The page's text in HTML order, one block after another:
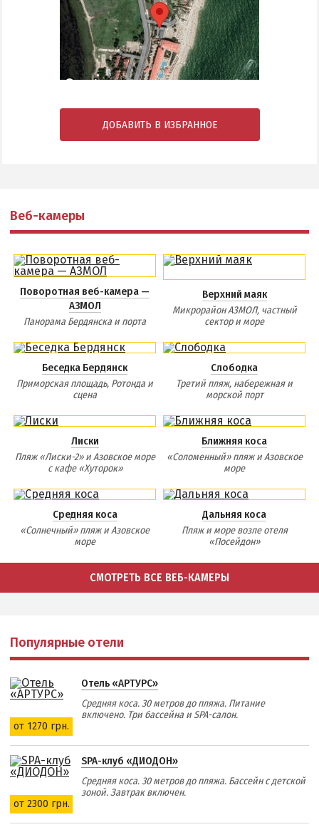
ДОБАВИТЬ В ИЗБРАННОЕ
Веб-камеры
Поворотная веб-камера —
АЗМОЛ
Панорама Бердянска и порта
Верхний маяк
Микрорайон АЗМОЛ, частный
сектор и море
Беседка Бердянск
Приморская площадь, Ротонда и
сцена
Слободка
Третий пляж, набережная и
морской порт
Лиски
Пляж «Лиски-2» и Азовское море
с кафе «Хуторок»
Ближняя коса
«Соломенный» пляж и Азовское
море
Средняя коса
«Солнечный» пляж и Азовское
море
Дальняя коса
Пляж и море возле отеля
«Посейдон»
СМОТРЕТЬ ВСЕ ВЕБ-КАМЕРЫ
Популярные отели
от 1270 грн.
Отель «АРТУРС»
Средняя коса. 30 метров до пляжа. Питание
включено. Три бассейна и SPA-салон.
от 2300 грн.
SPA-клуб «ДИОДОН»
Средняя коса. 30 метров до пляжа. Бассейн с детской
зоной. Завтрак включен.